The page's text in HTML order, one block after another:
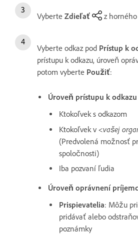
Vyberte Zdieľať z
Vyberte odkaz pod Prístup k
prístupu k odkazu, úroveň
potom vyberte Použiť:
Úroveň prístupu k odkazu
Ktokoľvek s odkazom
Ktokoľvek v <vašej
(Predvolená možnosť
spoločnosti)
Iba pozvaní ľudia
Úroveň oprávnení
Prispievatelia: Môžu
pridávať alebo
poznámky